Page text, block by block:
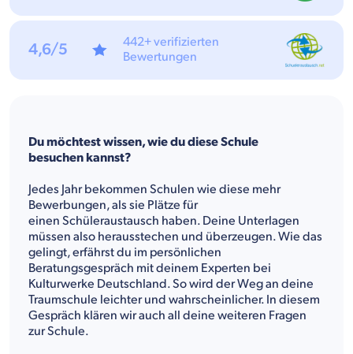
Du möchtest wissen, wie du diese Schule
besuchen kannst?
Jedes Jahr bekommen Schulen wie diese mehr
Bewerbungen, als sie Plätze für
einen Schüleraustausch haben. Deine Unterlagen
müssen also herausstechen und überzeugen. Wie das
gelingt, erfährst du im persönlichen
Beratungsgespräch mit deinem Experten bei
Kulturwerke Deutschland. So wird der Weg an deine
Traumschule leichter und wahrscheinlicher. In diesem
Gespräch klären wir auch all deine weiteren Fragen
zur Schule.
4,6/5
442+ verifizierten
Bewertungen